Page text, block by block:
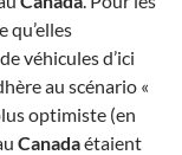
qu’elles
véhicules d’ici
au scénario «
optimiste (en
Canadaétaient